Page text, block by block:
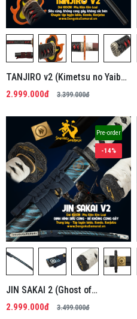
TANJIRO v2 (Kimetsu no Yaiba)
| Kiếm Nhật Phi Kim Tổng Hợp
2.999.000đ 3.399.000đ
Pre-order
JIN SAKAI 2 (Ghost of
Tsushima) | Kiếm Nhật Phi Kim
Tổng Hợp
2.999.000đ 3.499.000đ
-14%